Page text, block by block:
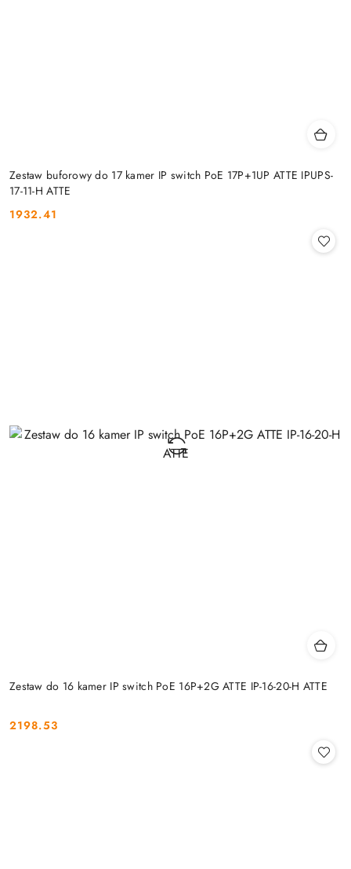
Zestaw buforowy do 17 kamer IP switch PoE 17P+1UP ATTE IPUPS-
17-11-H ATTE
Cena:
1932.41
Zestaw do 16 kamer IP switch PoE 16P+2G ATTE IP-16-20-H ATTE
Cena:
2198.53